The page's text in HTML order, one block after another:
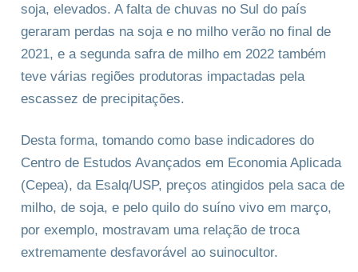
soja, elevados. A falta de chuvas no Sul do país
geraram perdas na soja e no milho verão no final de
2021, e a segunda safra de milho em 2022 também
teve várias regiões produtoras impactadas pela
escassez de precipitações.
Desta forma, tomando como base indicadores do
Centro de Estudos Avançados em Economia Aplicada
(Cepea), da Esalq/USP, preços atingidos pela saca de
milho, de soja, e pelo quilo do suíno vivo em março,
por exemplo, mostravam uma relação de troca
extremamente desfavorável ao suinocultor.